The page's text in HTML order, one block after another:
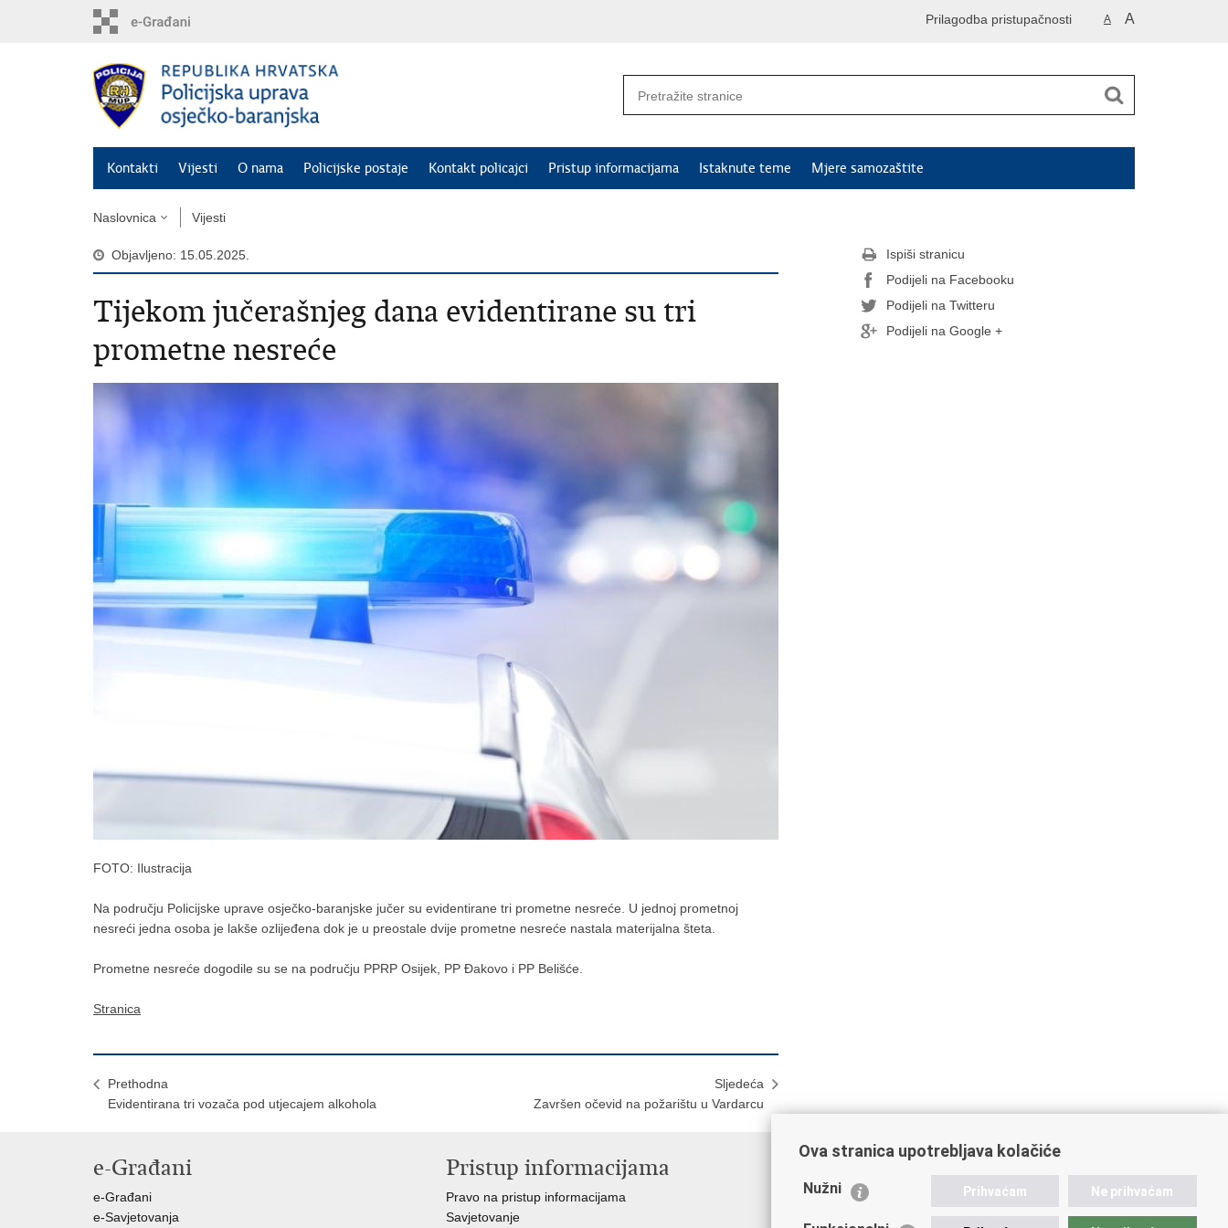
A A
Prilagodba pristupačnosti
Kontakti Vijesti O nama Policijske postaje Kontakt policajci Pristup informacijama Istaknute teme Mjere samozaštite
Naslovnica Vijesti
Objavljeno: 15.05.2025.
Tijekom jučerašnjeg dana evidentirane su tri
prometne nesreće
FOTO: Ilustracija
Na području Policijske uprave osječko-baranjske jučer su evidentirane tri prometne nesreće. U jednoj prometnoj
nesreći jedna osoba je lakše ozlijeđena dok je u preostale dvije prometne nesreće nastala materijalna šteta.
Prometne nesreće dogodile su se na području PPRP Osijek, PP Đakovo i PP Belišće.
Stranica
Prethodna
Evidentirana tri vozača pod utjecajem alkohola
Sljedeća
Završen očevid na požarištu u Vardarcu
Ispiši stranicu
Podijeli na Facebooku
Podijeli na Twitteru
Podijeli na Google +
e-Građani
e-Građani
e-Savjetovanja
Pristup informacijama
Pravo na pristup informacijama
Savjetovanje
Važne poveznice
Ministarstvo unutarnjih poslova
Ova stranica upotrebljava kolačiće
Nužni Prihvaćam Ne prihvaćam